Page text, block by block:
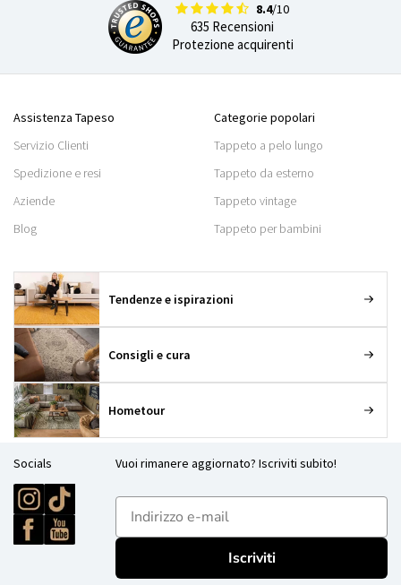
8.4/10
635 Recensioni
Protezione acquirenti
Assistenza Tapeso
Servizio Clienti
Spedizione e resi
Aziende
Blog
Categorie popolari
Tappeto a pelo lungo
Tappeto da esterno
Tappeto vintage
Tappeto per bambini
Tendenze e ispirazioni
Consigli e cura
Hometour
Socials Vuoi rimanere aggiornato? Iscriviti subito!
E-mailadres
Iscriviti